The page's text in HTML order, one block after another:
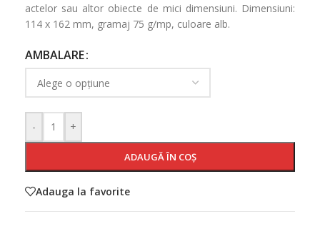
actelor sau altor obiecte de mici dimensiuni. Dimensiuni:
114 x 162 mm, gramaj 75 g/mp, culoare alb.
AMBALARE
- +
ADAUGĂ ÎN COȘ
Adauga la favorite